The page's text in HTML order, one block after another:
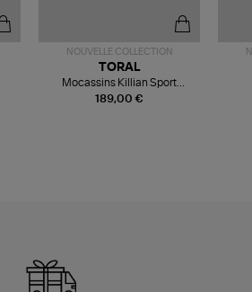
NOUVELLE COLLECTION
189,00 €
TORAL
Mocassins Killian Sport
Mousse